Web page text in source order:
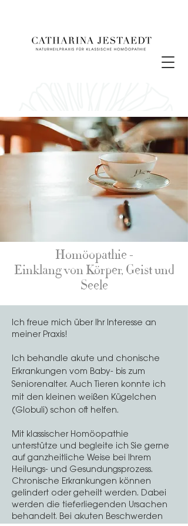
Homöopathie -
Einklang von Körper, Geist und
Seele
Ich freue mich über Ihr Interesse an
meiner Praxis!
Ich behandle akute und chonische
Erkrankungen vom Baby- bis zum
Seniorenalter. Auch Tieren konnte ich
mit den kleinen weißen Kügelchen
(Globuli) schon oft helfen.
Mit klassischer Homöopathie
unterstütze und begleite ich Sie gerne
auf ganzheitliche Weise bei Ihrem
Heilungs- und Gesundungsprozess.
Chronische Erkrankungen können
gelindert oder geheilt werden. Dabei
werden die tieferliegenden Ursachen
behandelt. Bei akuten Beschwerden